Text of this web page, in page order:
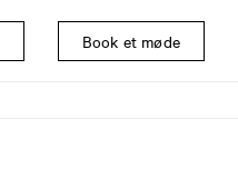
Book et møde